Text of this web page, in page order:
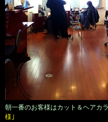
朝一番のお客様はカット＆ヘアカ
様｣